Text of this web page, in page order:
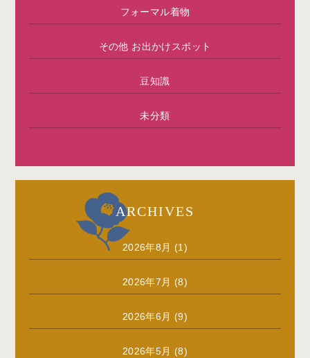
フォーマル着物
その他 お出かけスポット
豆知識
未分類
ARCHIVES
2026年8月 (1)
2026年7月 (8)
2026年6月 (9)
2026年5月 (8)